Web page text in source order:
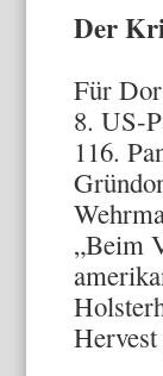
Der
Für
8. US-
116.
„Beim